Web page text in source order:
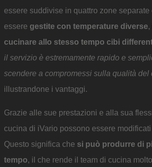
essere suddivise in quattro zone separate
essere gestite con temperature diverse,
cucinare allo stesso tempo cibi
il servizio è estremamente rapido e
scendere a compromessi sulla qualità del
illustrandone i vantaggi.
Grazie alle sue prestazioni e alla sua
cucina di iVario possono essere
Questo significa che si può produrre di
tempo, il che rende il team di cucina